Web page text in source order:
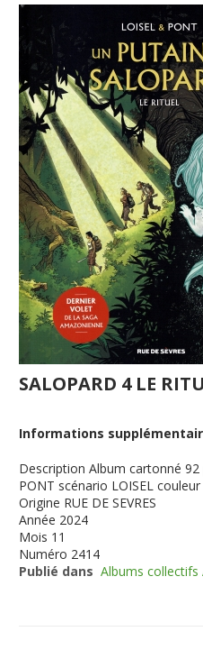
SALOPARD 4 LE
Informations
Description Album cartonné
PONT scénario LOISEL couleur
Origine RUE DE SEVRES
Année 2024
Mois 11
Numéro 2414
Publié dans Albums collectifs